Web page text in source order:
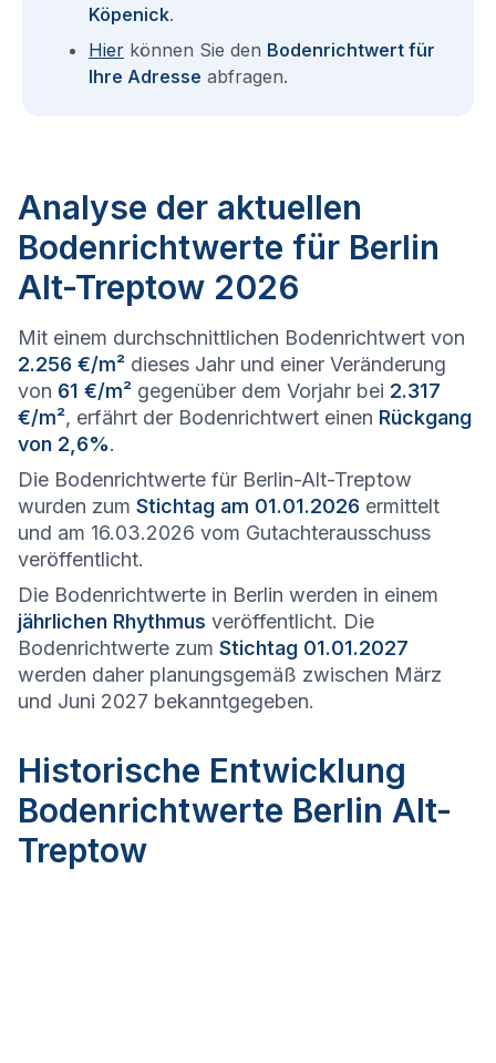
Köpenick.
Hier können Sie den Bodenrichtwert für
Ihre Adresse abfragen.
Analyse der aktuellen
Bodenrichtwerte für Berlin
Alt-Treptow 2026
Mit einem durchschnittlichen Bodenrichtwert von
2.256 €/m² dieses Jahr und einer Veränderung
von 61 €/m² gegenüber dem Vorjahr bei 2.317
€/m², erfährt der Bodenrichtwert einen Rückgang
von 2,6%.
Die Bodenrichtwerte für Berlin-Alt-Treptow
wurden zum Stichtag am 01.01.2026 ermittelt
und am 16.03.2026 vom Gutachterausschuss
veröffentlicht.
Die Bodenrichtwerte in Berlin werden in einem
jährlichen Rhythmus veröffentlicht. Die
Bodenrichtwerte zum Stichtag 01.01.2027
werden daher planungsgemäß zwischen März
und Juni 2027 bekanntgegeben.
Historische Entwicklung
Bodenrichtwerte Berlin Alt-
Treptow